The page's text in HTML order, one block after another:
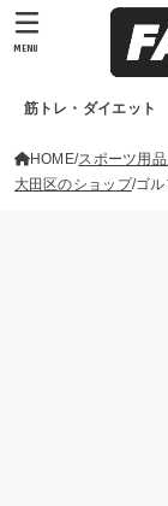
筋トレ・ダイエット
MENU
HOME スポーツ用
大田区のショップ ゴル